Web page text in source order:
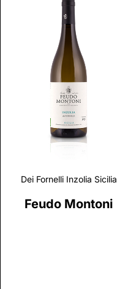
Dei Fornelli Inzolia Sicilia
Feudo Montoni
Discover